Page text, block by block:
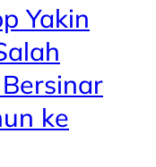
Yakin
ke